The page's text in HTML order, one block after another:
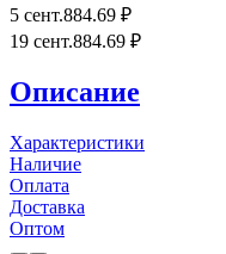
5 сент.884.69 ₽
19 сент.884.69 ₽
Описание
Характеристики
Наличие
Оплата
Доставка
Оптом